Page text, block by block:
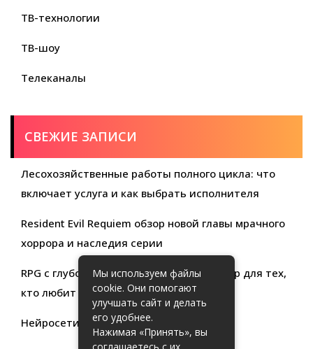
ТВ-технологии
ТВ-шоу
Телеканалы
СВЕЖИЕ ЗАПИСИ
Лесохозяйственные работы полного цикла: что
включает услуга и как выбрать исполнителя
Resident Evil Requiem обзор новой главы мрачного
хоррора и наследия серии
RPG с глубокой кастомизацией обзор игр для тех,
кто любит свободу выбора
Нейросети для продуктивности
Мы используем файлы
cookie. Они помогают
улучшать сайт и делать
его удобнее.
Нажимая «Принять», вы